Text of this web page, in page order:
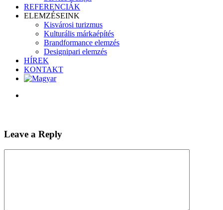
REFERENCIÁK
ELEMZÉSEINK
Kisvárosi turizmus
Kulturális márkaépítés
Brandformance elemzés
Designipari elemzés
HÍREK
KONTAKT
Leave a Reply